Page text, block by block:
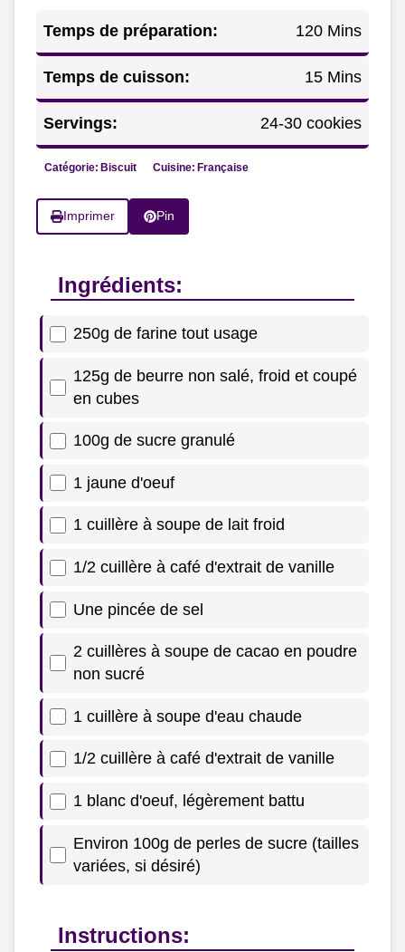
Temps de préparation: 120 Mins
Temps de cuisson: 15 Mins
Servings: 24-30 cookies
Catégorie: Biscuit Cuisine: Française
Imprimer Pin
Ingrédients:
250g de farine tout usage
125g de beurre non salé, froid et coupé
en cubes
100g de sucre granulé
1 jaune d'oeuf
1 cuillère à soupe de lait froid
1/2 cuillère à café d'extrait de vanille
Une pincée de sel
2 cuillères à soupe de cacao en poudre
non sucré
1 cuillère à soupe d'eau chaude
1/2 cuillère à café d'extrait de vanille
1 blanc d'oeuf, légèrement battu
Environ 100g de perles de sucre (tailles
variées, si désiré)
Instructions: